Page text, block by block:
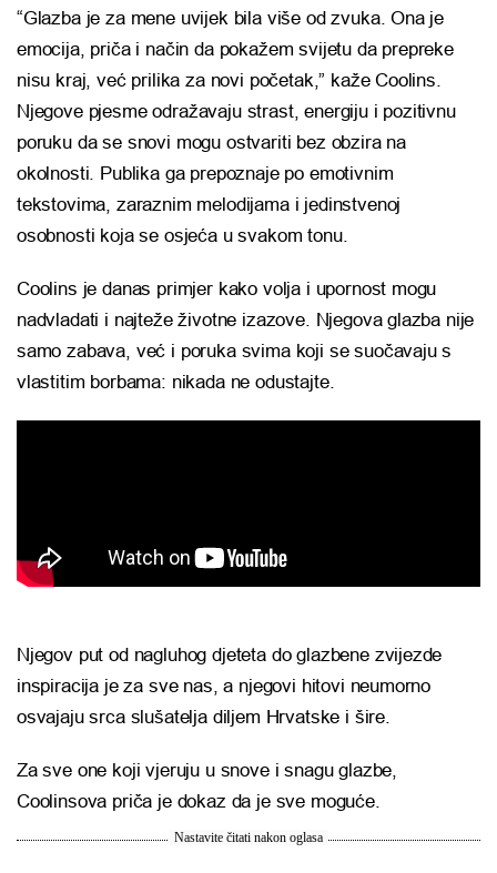
“Glazba je za mene uvijek bila više od zvuka. Ona je
emocija, priča i način da pokažem svijetu da prepreke
nisu kraj, već prilika za novi početak,” kaže Coolins.
Njegove pjesme odražavaju strast, energiju i pozitivnu
poruku da se snovi mogu ostvariti bez obzira na
okolnosti. Publika ga prepoznaje po emotivnim
tekstovima, zaraznim melodijama i jedinstvenoj
osobnosti koja se osjeća u svakom tonu.
Coolins je danas primjer kako volja i upornost mogu
nadvladati i najteže životne izazove. Njegova glazba nije
samo zabava, već i poruka svima koji se suočavaju s
vlastitim borbama: nikada ne odustajte.
Njegov put od nagluhog djeteta do glazbene zvijezde
inspiracija je za sve nas, a njegovi hitovi neumorno
osvajaju srca slušatelja diljem Hrvatske i šire.
Za sve one koji vjeruju u snove i snagu glazbe,
Coolinsova priča je dokaz da je sve moguće.
Nastavite čitati nakon oglasa